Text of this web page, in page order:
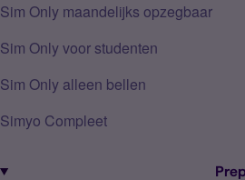
Sim Only maandelijks opzegbaar
Sim Only voor studenten
Sim Only alleen bellen
Simyo Compleet